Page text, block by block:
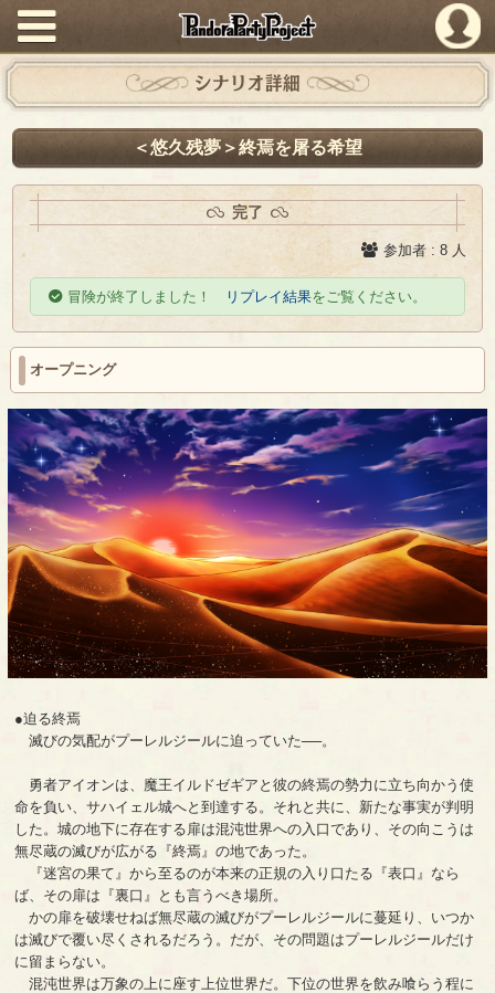
PandoraPartyProject
シナリオ詳細
＜悠久残夢＞終焉を屠る希望
完了
参加者 : 8 人
冒険が終了しました！ リプレイ結果をご覧ください。
オープニング
●迫る終焉
滅びの気配がプーレルジールに迫っていた──。
勇者アイオンは、魔王イルドゼギアと彼の終焉の勢力に立ち向かう使
命を負い、サハイェル城へと到達する。それと共に、新たな事実が判明
した。城の地下に存在する扉は混沌世界への入口であり、その向こうは
無尽蔵の滅びが広がる『終焉』の地であった。
『迷宮の果て』から至るのが本来の正規の入り口たる『表口』なら
ば、その扉は『裏口』とも言うべき場所。
かの扉を破壊せねば無尽蔵の滅びがプーレルジールに蔓延り、いつか
は滅びで覆い尽くされるだろう。だが、その問題はプーレルジールだけ
に留まらない。
混沌世界は万象の上に座す上位世界だ。下位の世界を飲み喰らう程に